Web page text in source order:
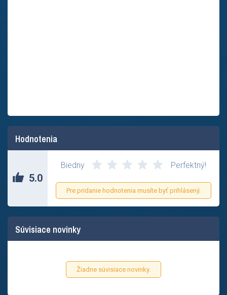
Hodnotenia
5.0
Biedny Perfektný!
Pre pridanie hodnotenia musíte byť prihlásený.
Súvisiace novinky
Žiadne súvisiace novinky.